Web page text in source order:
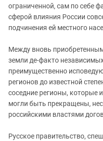
ограниченной, сам по себе
сферой влияния России
подчинения ей местного
Между вновь
земли де-факто
преимущественно
регионов до известной
соседние регионы, которые
могли быть прекращены,
российскими властями
Русское правительство,